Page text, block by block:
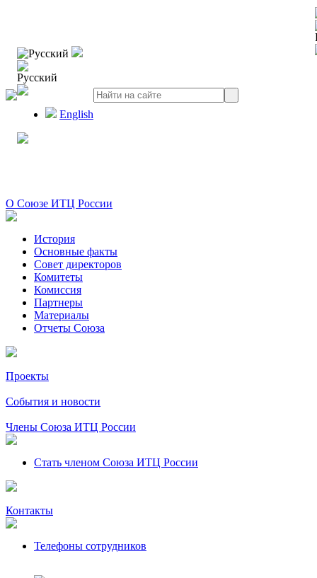
Русский
Русский
English
О Союзе ИТЦ России
История
Основные факты
Совет директоров
Комитеты
Комиссия
Партнеры
Материалы
Отчеты Союза
Проекты
События и новости
Члены Союза ИТЦ России
Стать членом Союза ИТЦ России
Контакты
Телефоны сотрудников